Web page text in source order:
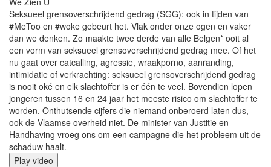
Seksueel grensoverschrijdend gedrag (SGG): ook in tijden van
#MeToo en #woke gebeurt het. Vlak onder onze ogen en vaker
dan we denken. Zo maakte twee derde van alle Belgen* ooit al
een vorm van seksueel grensoverschrijdend gedrag mee. Of het
nu gaat over catcalling, agressie, wraakporno, aanranding,
intimidatie of verkrachting: seksueel grensoverschrijdend gedrag
is nooit oké en elk slachtoffer is er één te veel. Bovendien lopen
jongeren tussen 16 en 24 jaar het meeste risico om slachtoffer te
worden. Onthutsende cijfers die niemand onberoerd laten dus,
ook de Vlaamse overheid niet. De minister van Justitie en
Handhaving vroeg ons om een campagne die het probleem uit de
schaduw haalt.
Filmbestand
Play video